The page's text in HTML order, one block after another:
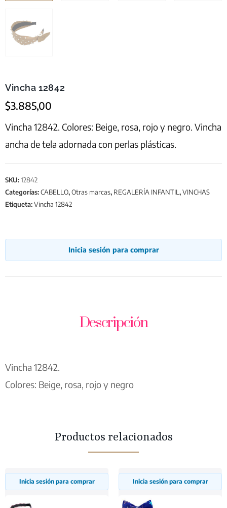
Vincha 12842
$3.885,00
Vincha 12842. Colores: Beige, rosa, rojo y negro. Vincha
ancha de tela adornada con perlas plásticas.
SKU:12842
Categorías:CABELLO,Otras marcas, REGALERÍA INFANTIL,VINCHAS
Etiqueta:Vincha 12842
Inicia sesión para comprar
Descripción
Vincha 12842.
Colores: Beige, rosa, rojo y negro
Productos relacionados
Inicia sesión para comprar Inicia sesión para comprar